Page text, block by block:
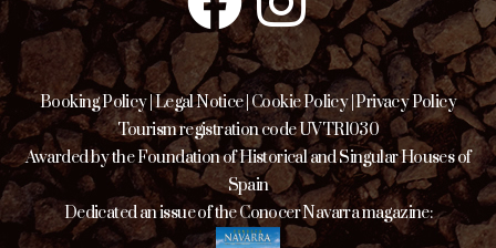
Booking Policy|Legal Notice|Cookie Policy|Privacy Policy
Tourism registration code UVTR1030
Awarded by the Foundation of Historical and Singular Houses of
Spain
Dedicated an issue of the Conocer Navarra magazine: